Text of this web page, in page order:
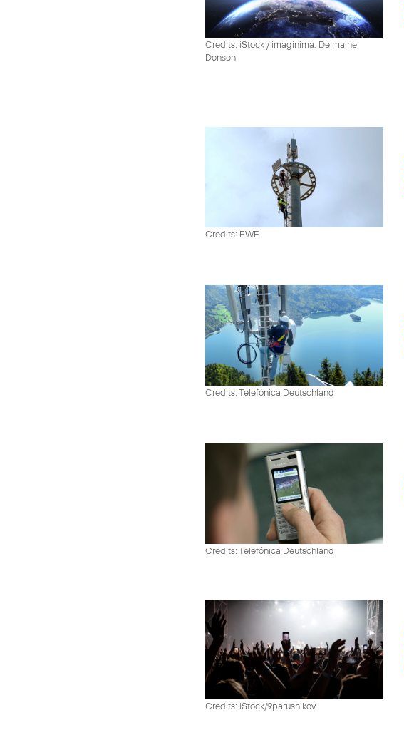
Credits: iStock / imaginima, Delmaine
Donson
Credits: EWE
Credits: Telefónica Deutschland
Credits: Telefónica Deutschland
Credits: iStock/9parusnikov